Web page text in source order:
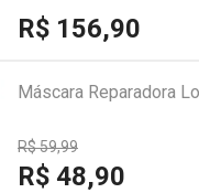
R$ 156,90
Máscara Reparadora
R$ 59,99
R$ 48,90